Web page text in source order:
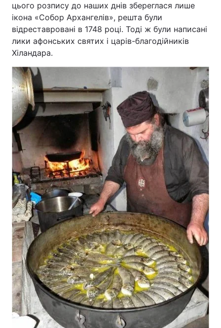
цього розпису до наших днів збереглася лише
ікона «Собор Архангелів», решта були
відреставровані в 1748 році. Тоді ж були написані
лики афонських святих і царів-благодійників
Хіландара.